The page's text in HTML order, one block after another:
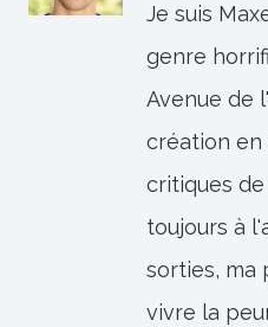
Je suis
genre
Avenue de
création en
critiques
toujours à
sorties, ma
vivre la